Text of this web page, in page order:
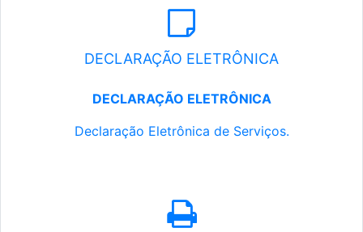
DECLARAÇÃO ELETRÔNICA
DECLARAÇÃO ELETRÔNICA
Declaração Eletrônica de Serviços.